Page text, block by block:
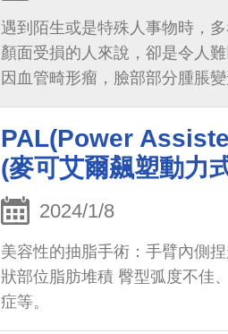
遇到陌生或是特殊人事物時，
顏面受損的人來說，卻是令人
因血管畸形瘤，臉部部分腫脹
PAL(Power
(麥可艾爾飆塑動力
2024/1/8
美容性的抽脂手術：手臂內側
狀部位脂肪堆積 臀型弧度不佳
症等。